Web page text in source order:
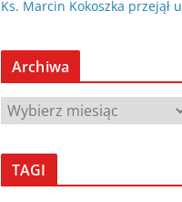
Ks. Marcin Kokoszka przejął
Archiwa
A
r
c
TAGI